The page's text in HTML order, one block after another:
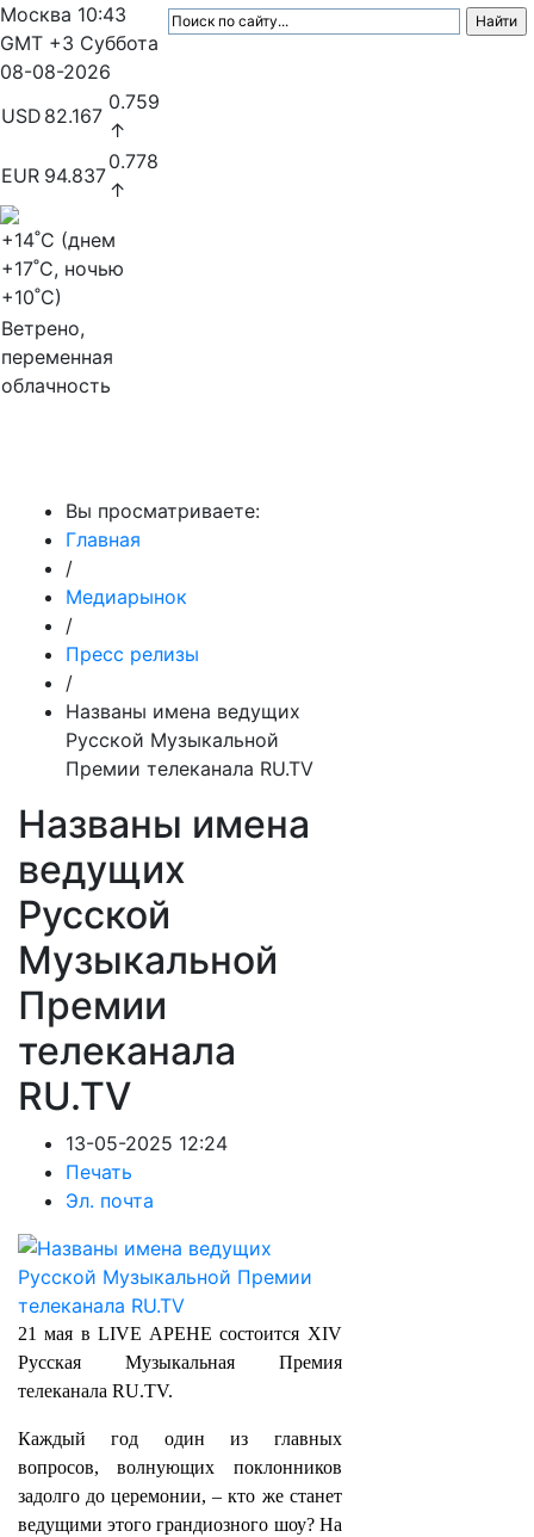
Москва 10:43
GMT +3 Суббота
08-08-2026
USD 82.167
0.759
↑
EUR 94.837
0.778
↑
+14˚C (днем
+17˚C, ночью
+10˚C)
Ветрено,
переменная
облачность
Вы просматриваете:
Главная
/
Медиарынок
/
Пресс релизы
/
Названы имена ведущих
Русской Музыкальной
Премии телеканала RU.TV
Названы имена
ведущих
Русской
Музыкальной
Премии
телеканала
RU.TV
13-05-2025 12:24
Печать
Эл. почта
21 мая в LIVE АРЕНЕ состоится XIV
Русская Музыкальная Премия
телеканала RU.TV.
Каждый год один из главных
вопросов, волнующих поклонников
задолго до церемонии, – кто же станет
ведущими этого грандиозного шоу? На